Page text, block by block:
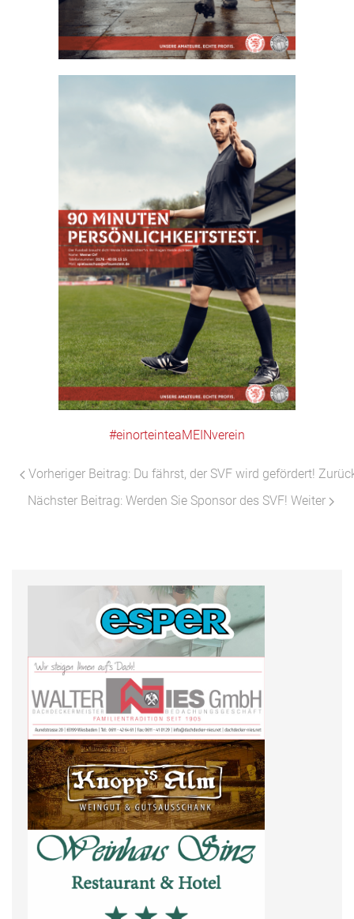
#einorteinteaMEINverein
Vorheriger Beitrag: Du fährst, der SVF wird gefördert!
Nächster Beitrag: Werden Sie Sponsor des SVF! Weiter